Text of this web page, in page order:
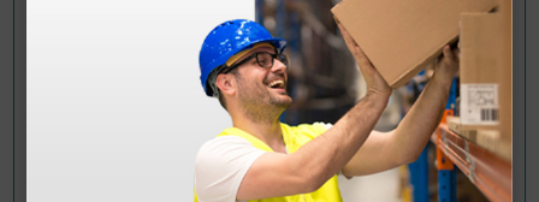
Demandez à un collègue
Avez-vous encore des doutes ? Avez-vous besoin
d'autres informations ? Envoyez maintenant votre
question aux collègues qui ont déjà acheté ce